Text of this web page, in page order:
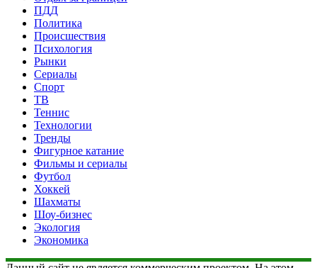
ПДД
Политика
Происшествия
Психология
Рынки
Сериалы
Спорт
ТВ
Теннис
Технологии
Тренды
Фигурное катание
Фильмы и сериалы
Футбол
Хоккей
Шахматы
Шоу-бизнес
Экология
Экономика